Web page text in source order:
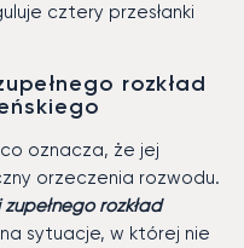
cztery przesłanki
rozkład
oznacza, że jej
orzeczenia rozwodu.
rozkład
sytuacje, w której nie